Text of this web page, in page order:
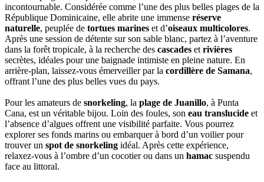
incontournable. Considérée comme l’une des plus belles plages de la
République Dominicaine, elle abrite une immense réserve
naturelle, peuplée de tortues marines et d’oiseaux multicolores.
Après une session de détente sur son sable blanc, partez à l’aventure
dans la forêt tropicale, à la recherche des cascades et rivières
secrètes, idéales pour une baignade intimiste en pleine nature. En
arrière-plan, laissez-vous émerveiller par la cordillère de Samana,
offrant l’une des plus belles vues du pays.
Pour les amateurs de snorkeling, la plage de Juanillo, à Punta
Cana, est un véritable bijou. Loin des foules, son eau translucide et
l’absence d’algues offrent une visibilité parfaite. Vous pourrez
explorer ses fonds marins ou embarquer à bord d’un voilier pour
trouver un spot de snorkeling idéal. Après cette expérience,
relaxez-vous à l’ombre d’un cocotier ou dans un hamac suspendu
face au littoral.